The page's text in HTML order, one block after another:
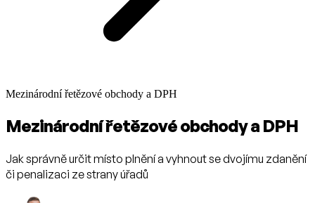
Mezinárodní řetězové obchody a DPH
Mezinárodní řetězové obchody a DPH
Jak správně určit místo plnění a vyhnout se dvojímu zdanění
či penalizaci ze strany úřadů